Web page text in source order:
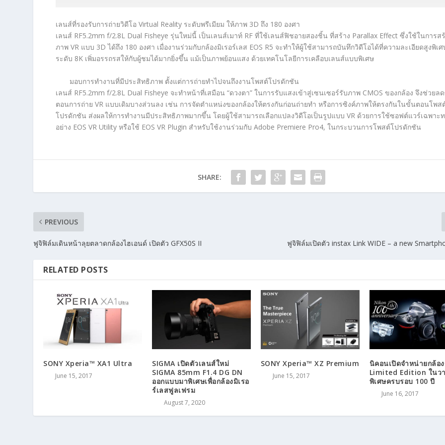
เลนส์ที่รองรับการถ่ายวิดีโอ Virtual Reality ระดับพรีเมียม ให้ภาพ 3D ถึง 180 องศา
เลนส์ RF5.2mm f/2.8L Dual Fisheye รุ่นใหม่นี้ เป็นเลนส์เมาท์ RF ที่ใช้เลนส์ฟิชอายสองชิ้น ที่สร้าง Parallax Effect ซึ่งใช้ในการส
ภาพ VR แบบ 3D ได้ถึง 180 องศา เมื่องานร่วมกับกล้องมิเรอร์เลส EOS R5 จะทำให้ผู้ใช้สามารถบันทึกวิดีโอได้ที่ความละเอียดสูงพิเศ
ระดับ 8K เพิ่มอรรถรสให้กับผู้ชมได้มากยิ่งขึ้น แม้เป็นภาพย้อนแสง ด้วยเทคโนโลยีการเคลือบเลนส์แบบพิเศษ
มอบการทำงานที่มีประสิทธิภาพ ตั้งแต่การถ่ายทำไปจนถึงงานโพสต์โปรดักชัน
เลนส์ RF5.2mm f/2.8L Dual Fisheye จะทำหน้าที่เสมือน “ดวงตา” ในการรับแสงเข้าสู่เซนเซอร์รับภาพ CMOS ของกล้อง จึงช่วยล
ตอนการถ่าย VR แบบเดิมบางส่วนลง เช่น การจัดตำแหน่งของกล้องให้ตรงกันก่อนถ่ายทำ หรือการซิงค์ภาพให้ตรงกันในขั้นตอนโพส
โปรดักชัน ส่งผลให้การทำงานมีประสิทธิภาพมากขึ้น โดยผู้ใช้สามารถเลือกแปลงวิดีโอเป็นรูปแบบ VR ด้วยการใช้ซอฟต์แวร์เฉพาะ
อย่าง EOS VR Utility หรือใช้ EOS VR Plugin สำหรับใช้งานร่วมกับ Adobe Premiere Pro4, ในกระบวนการโพสต์โปรดักชัน
SHARE:
PREVIOUS
ฟูจิฟิล์มเดินหน้าลุยตลาดกล้องไฮเอนด์ เปิดตัว GFX50S II ฟูจิฟิล์มเปิดตัว instax Link WIDE – a new
RELATED POSTS
SONY Xperia™ XA1 Ultra
June 15, 2017
SIGMA เปิดตัวเลนส์ใหม่
SIGMA 85mm F1.4 DG DN
ออกแบบมาพิเศษเพื่อกล้องมิเรอ
ร์เลสฟูลเฟรม
August 7, 2020
SONY Xperia™ XZ Premium
June 15, 2017
นิคอนเปิดจำหน่ายกล้อ
Limited Edition ในว
พิเศษครบรอบ 100 ปี
June 16, 2017